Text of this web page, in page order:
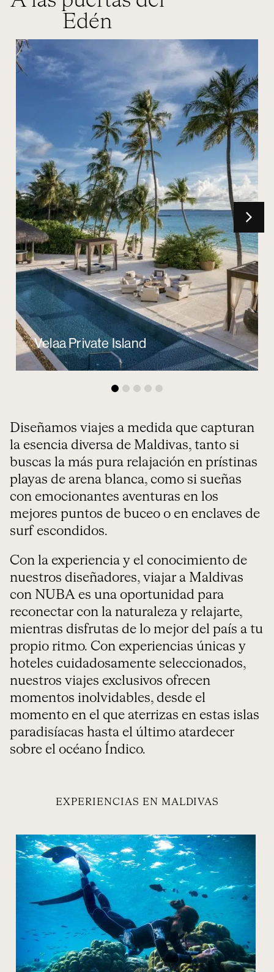
Edén
Velaa Private Island
Diseñamos viajes a medida que capturan
la esencia diversa de Maldivas, tanto si
buscas la más pura relajación en prístinas
playas de arena blanca, como si sueñas
con emocionantes aventuras en los
mejores puntos de buceo o en enclaves de
surf escondidos.
Con la experiencia y el conocimiento de
nuestros diseñadores, viajar a Maldivas
con NUBA es una oportunidad para
reconectar con la naturaleza y relajarte,
mientras disfrutas de lo mejor del país a tu
propio ritmo. Con experiencias únicas y
hoteles cuidadosamente seleccionados,
nuestros viajes exclusivos ofrecen
momentos inolvidables, desde el
momento en el que aterrizas en estas islas
paradisíacas hasta el último atardecer
sobre el océano Índico.
EXPERIENCIAS EN MALDIVAS